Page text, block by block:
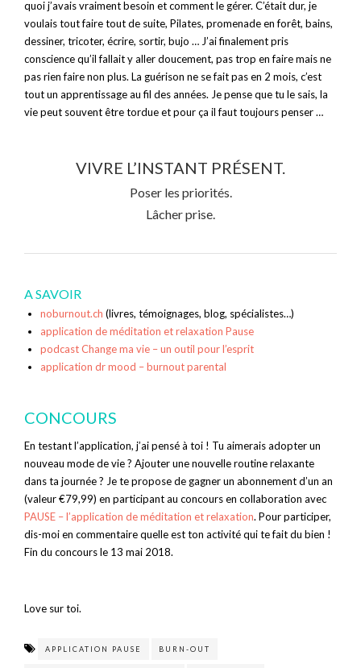
quoi j’avais vraiment besoin et comment le gérer. C’était dur, je
voulais tout faire tout de suite, Pilates, promenade en forêt, bains,
dessiner, tricoter, écrire, sortir, bujo … J’ai finalement pris
conscience qu’il fallait y aller doucement, pas trop en faire mais ne
pas rien faire non plus. La guérison ne se fait pas en 2 mois, c’est
tout un apprentissage au fil des années. Je pense que tu le sais, la
vie peut souvent être tordue et pour ça il faut toujours penser …
VIVRE L’INSTANT PRÉSENT.
Poser les priorités.
Lâcher prise.
A SAVOIR
noburnout.ch (livres, témoignages, blog, spécialistes…)
application de méditation et relaxation Pause
podcast Change ma vie – un outil pour l’esprit
application dr mood – burnout parental
CONCOURS
En testant l’application, j’ai pensé à toi ! Tu aimerais adopter un
nouveau mode de vie ? Ajouter une nouvelle routine relaxante
dans ta journée ? Je te propose de gagner un abonnement d’un an
(valeur €79,99) en participant au concours en collaboration avec
PAUSE – l’application de méditation et relaxation. Pour participer,
dis-moi en commentaire quelle est ton activité qui te fait du bien !
Fin du concours le 13 mai 2018.
Love sur toi.
APPLICATION PAUSE BURN-OUT